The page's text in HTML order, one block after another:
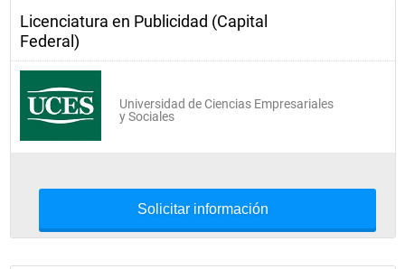
Licenciatura en Publicidad (Capital
Federal)
Universidad de Ciencias Empresariales
y Sociales
Solicitar información